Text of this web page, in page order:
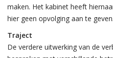
maken. Het kabinet heeft
hier geen opvolging aan te geven.
Traject
De verdere uitwerking van de